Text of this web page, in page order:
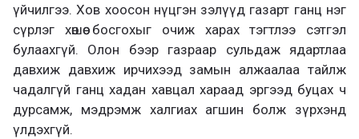
үйчилгээ. Хов хоосон нүцгэн зэлүүд газарт ганц нэг
сүрлэг хөшөө босгохыг очиж харах тэгтлээ сэтгэл
булаахгүй. Олон бээр газраар сульдаж ядартлаа
давхиж давхиж ирчихээд замын алжаалаа тайлж
чадалгүй ганц хадан хавцал хараад эргээд буцах ч
дурсамж, мэдрэмж халгиах агшин болж зүрхэнд
үлдэхгүй.